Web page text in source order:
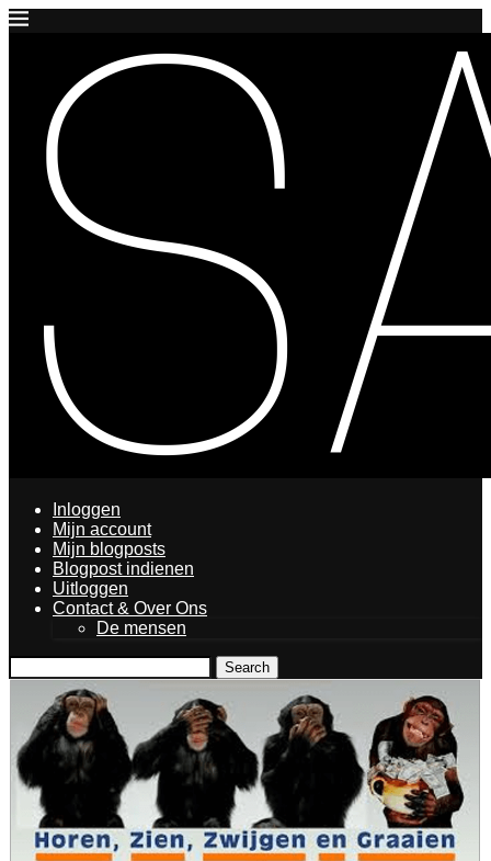
Inloggen
Mijn account
Mijn blogposts
Blogpost indienen
Uitloggen
Contact & Over Ons
De mensen
Search